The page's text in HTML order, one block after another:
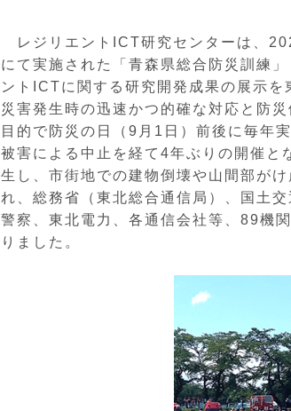
レジリエントICT研究センターは、
にて実施された「青森県総合防災訓練
ントICTに関する研究開発成果の展示を
災害発生時の迅速かつ的確な対応と防
目的で防災の日（9月1日）前後に毎年
被害による中止を経て4年ぶりの開催と
生し、市街地での建物倒壊や山間部が
れ、総務省（東北総合通信局）、国土
警察、東北電力、各通信会社等、89機
りました。